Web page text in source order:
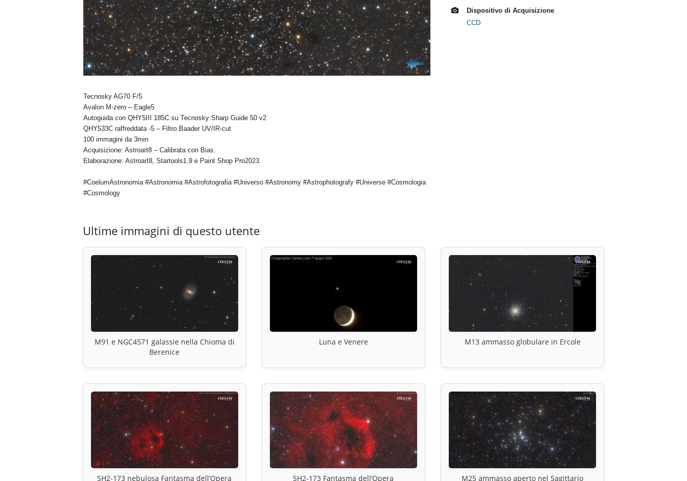
Tecnosky AG70 F/5
Avalon M-zero – Eagle5
Autoguida con QHY5III 185C su Tecnosky Sharp Guide 50 v2
QHY533C raffreddata -5 – Filtro Baader UV/IR-cut
100 immagini da 3min
Acquisizione: Astroart8 – Calibrata con Bias.
Elaborazione: Astroart8, Startools1.9 e Paint Shop Pro2023.
#CoelumAstronomia #Astronomia #Astrofotografia #Universo #Astronomy #Astrophotografy #Universe #Cosmologia
#Cosmology
Dispositivo di Acquisizione
CCD
Ultime immagini di questo utente
M91 e NGC4571 galassie nella Chioma di
Berenice
Luna e Venere M13 ammasso globulare in Ercole
SH2-173 nebulosa Fantasma dell’Opera
SH2-173 Fantasma dell’Opera M25 ammasso aperto nel Sagittario